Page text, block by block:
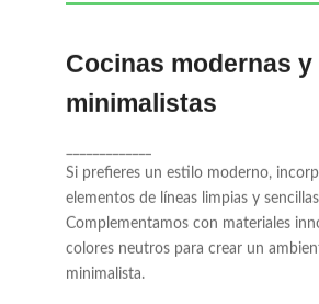
Cocinas modernas y
minimalistas
Si prefieres un estilo moderno,
elementos de líneas limpias y
Complementamos con materiales
colores neutros para crear un
minimalista.
sencillas. Complementamos con
innovadores y colores neutros
ambiente sofisticado y